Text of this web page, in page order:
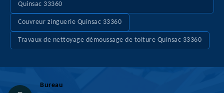
Quinsac 33360
Couvreur zinguerie Quinsac 33360
Travaux de nettoyage démoussage de toiture Quinsac 33360
Bureau